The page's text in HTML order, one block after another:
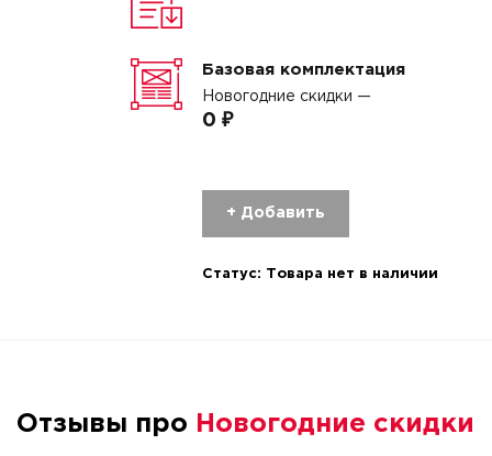
Базовая комплектация
Новогодние скидки —
0 ₽
+ Добавить
Статус: Товара нет в наличии
Отзывы про Новогодние скидки